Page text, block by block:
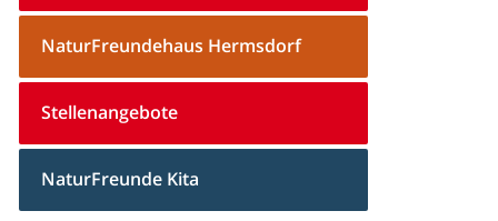
NaturFreundehaus Hermsdorf
Stellenangebote
NaturFreunde Kita